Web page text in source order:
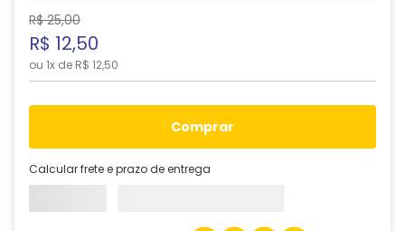
R$ 25,00
R$ 12,50
ou 1x de R$ 12,50
comprar
Calcular frete e prazo de entrega